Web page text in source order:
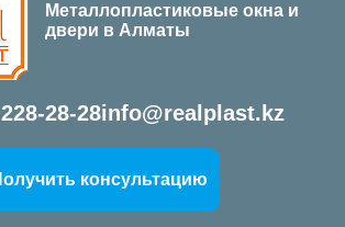
Металлопластиковые окна и
двери в Алматы
28-28info@realplast.kz
консультацию